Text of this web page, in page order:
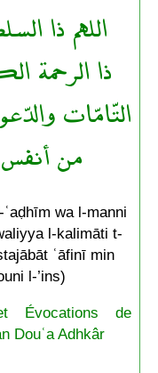
اللهم ذا
ذا
التّامّات
من
wa l-manni
l-kalimāti t-
ʿāfinī min
l-’ins)
Évocations de
Douʿa Adhkâr